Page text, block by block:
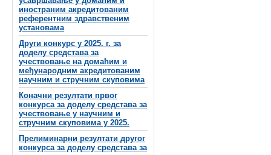
иностраним акредитованим
референтним здравственим
установама
Други конкурс у 2025. г. за
доделу средстава за
учествовање на домаћим и
међународним акредитованим
научним и стручним скуповима
Коначни резултати првог
конкурса за доделу средстава за
учествовање у научним и
стручним скуповима у 2025.
Прелиминарни резултати другог
конкурса за доделу средстава за